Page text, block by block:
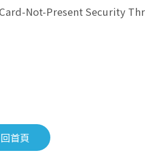
Not-Present Security
回首頁